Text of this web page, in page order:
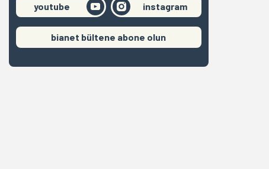
youtube instagram
bianet bültene abone olun